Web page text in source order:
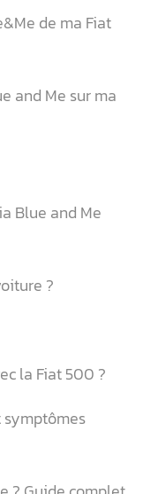
de ma Fiat
and Me sur ma
Blue and Me
?
la Fiat 500 ?
symptômes